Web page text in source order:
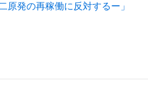
原発の再稼働に反対するー」